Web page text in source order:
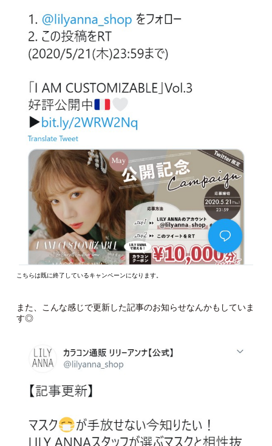
こちらは既に終了しているキャンペーンになります。
また、こんな感じで更新した記事のお知らせなんかもしていま
す◎